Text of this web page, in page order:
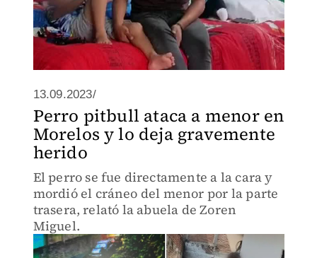
13.09.2023/
Perro pitbull ataca a menor en
Morelos y lo deja gravemente
herido
El perro se fue directamente a la cara y
mordió el cráneo del menor por la parte
trasera, relató la abuela de Zoren
Miguel.